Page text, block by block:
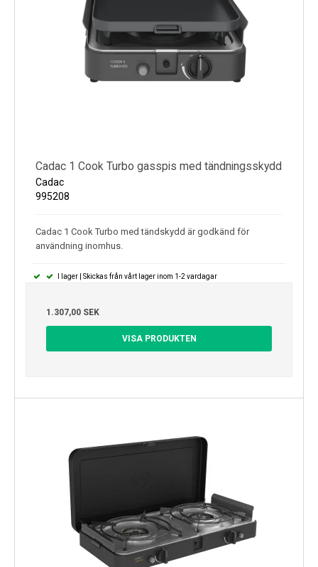
Cadac 1 Cook Turbo gasspis med tändningsskydd
Cadac
995208
Cadac 1 Cook Turbo med tändskydd är godkänd för
användning inomhus.
I lager | Skickas från vårt lager inom 1-2 vardagar
1.307,00 SEK
VISA PRODUKTEN